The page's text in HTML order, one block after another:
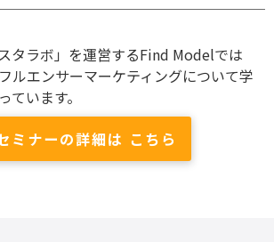
タラボ」を運営するFind Modelでは
ルエンサーマーケティングについて学
ています。
ミナーの詳細は こちら